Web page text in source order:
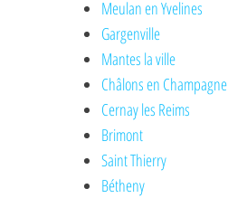
Meulan en Yvelines
Gargenville
Mantes la ville
Châlons en Champagne
Cernay les Reims
Brimont
Saint Thierry
Bétheny